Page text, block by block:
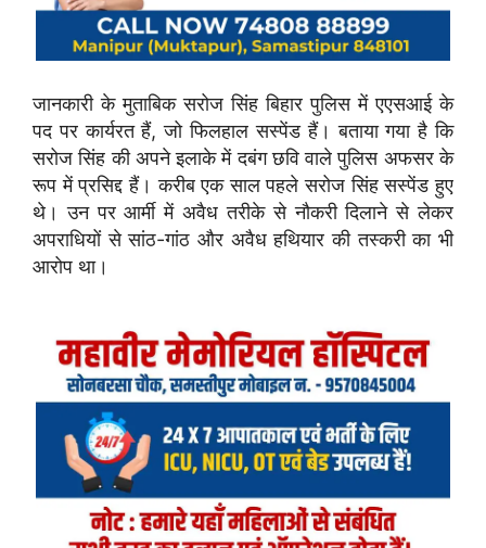
जानकारी के मुताबिक सरोज सिंह बिहार पुलिस में एएसआई के
पद पर कार्यरत हैं, जो फिलहाल सस्पेंड हैं। बताया गया है कि
सरोज सिंह की अपने इलाके में दबंग छवि वाले पुलिस अफसर के
रूप में प्रसिद्द हैं। करीब एक साल पहले सरोज सिंह सस्पेंड हुए
थे। उन पर आर्मी में अवैध तरीके से नौकरी दिलाने से लेकर
अपराधियों से सांठ-गांठ और अवैध हथियार की तस्करी का भी
आरोप था।